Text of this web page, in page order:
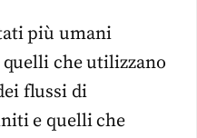
più umani
che utilizzano
flussi di
e quelli che